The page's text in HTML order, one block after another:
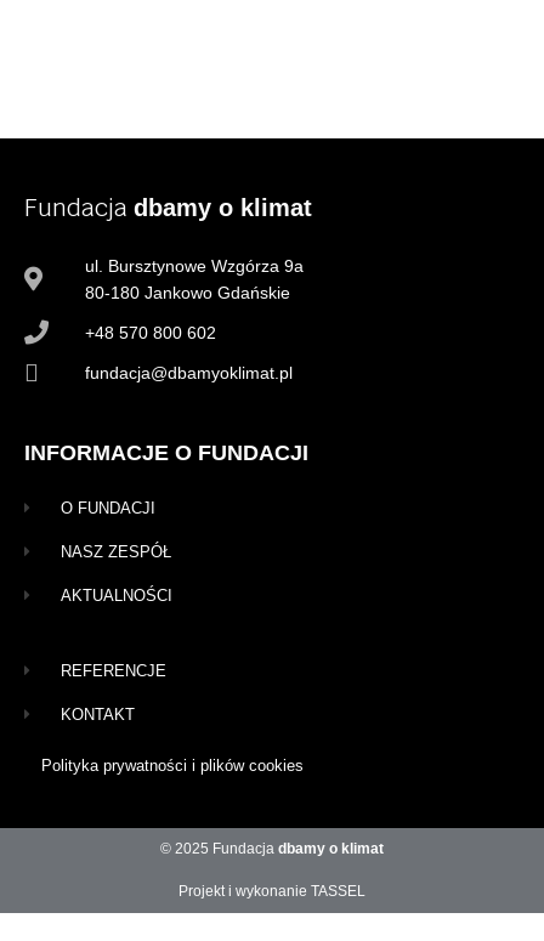
Fundacja dbamy o klimat
ul. Bursztynowe Wzgórza 9a
80-180 Jankowo Gdańskie
+48 570 800 602
fundacja@dbamyoklimat.pl
INFORMACJE O FUNDACJI
O FUNDACJI
NASZ ZESPÓŁ
AKTUALNOŚCI
REFERENCJE
KONTAKT
Polityka prywatności i plików cookies
© 2025 Fundacja dbamy o klimat
Projekt i wykonanie TASSEL